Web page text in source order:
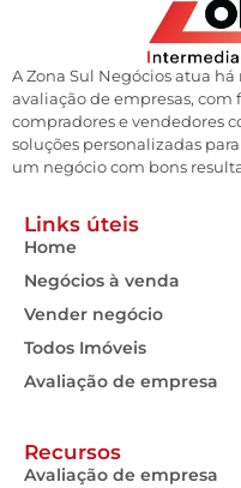
A Zona Sul Negócios atua
avaliação de empresas, com
compradores e vendedores
soluções personalizadas
um negócio com bons
Links úteis
Home
Negócios à venda
Vender negócio
Todos Imóveis
Avaliação de empresa
Recursos
Avaliação de empresa